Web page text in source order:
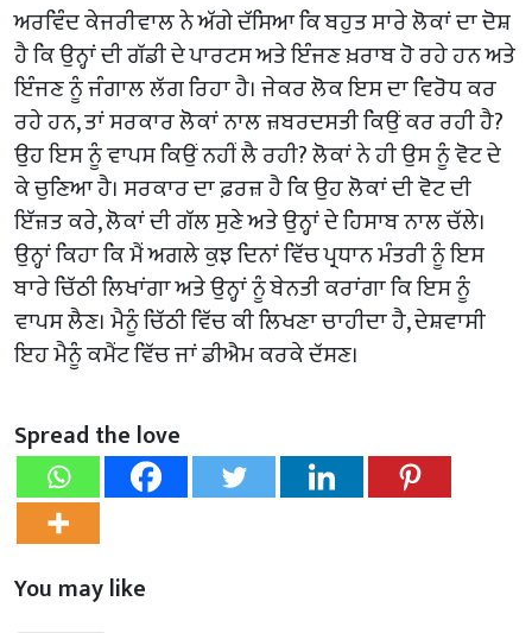
ਅਰਵਿੰਦ ਕੇਜਰੀਵਾਲ ਨੇ ਅੱਗੇ ਦੱਸਿਆ ਕਿ ਬਹੁਤ ਸਾਰੇ ਲੋਕਾਂ ਦਾ ਦੋਸ਼
ਹੈ ਕਿ ਉਨ੍ਹਾਂ ਦੀ ਗੱਡੀ ਦੇ ਪਾਰਟਸ ਅਤੇ ਇੰਜਣ ਖ਼ਰਾਬ ਹੋ ਰਹੇ ਹਨ ਅਤੇ
ਇੰਜਣ ਨੂੰ ਜੰਗਾਲ ਲੱਗ ਰਿਹਾ ਹੈ। ਜੇਕਰ ਲੋਕ ਇਸ ਦਾ ਵਿਰੋਧ ਕਰ
ਰਹੇ ਹਨ, ਤਾਂ ਸਰਕਾਰ ਲੋਕਾਂ ਨਾਲ ਜ਼ਬਰਦਸਤੀ ਕਿਉਂ ਕਰ ਰਹੀ ਹੈ?
ਉਹ ਇਸ ਨੂੰ ਵਾਪਸ ਕਿਉਂ ਨਹੀਂ ਲੈ ਰਹੀ? ਲੋਕਾਂ ਨੇ ਹੀ ਉਸ ਨੂੰ ਵੋਟ ਦੇ
ਕੇ ਚੁਣਿਆ ਹੈ। ਸਰਕਾਰ ਦਾ ਫ਼ਰਜ਼ ਹੈ ਕਿ ਉਹ ਲੋਕਾਂ ਦੀ ਵੋਟ ਦੀ
ਇੱਜ਼ਤ ਕਰੇ, ਲੋਕਾਂ ਦੀ ਗੱਲ ਸੁਣੇ ਅਤੇ ਉਨ੍ਹਾਂ ਦੇ ਹਿਸਾਬ ਨਾਲ ਚੱਲੇ।
ਉਨ੍ਹਾਂ ਕਿਹਾ ਕਿ ਮੈਂ ਅਗਲੇ ਕੁਝ ਦਿਨਾਂ ਵਿੱਚ ਪ੍ਰਧਾਨ ਮੰਤਰੀ ਨੂੰ ਇਸ
ਬਾਰੇ ਚਿੱਠੀ ਲਿਖਾਂਗਾ ਅਤੇ ਉਨ੍ਹਾਂ ਨੂੰ ਬੇਨਤੀ ਕਰਾਂਗਾ ਕਿ ਇਸ ਨੂੰ
ਵਾਪਸ ਲੈਣ। ਮੈਨੂੰ ਚਿੱਠੀ ਵਿੱਚ ਕੀ ਲਿਖਣਾ ਚਾਹੀਦਾ ਹੈ, ਦੇਸ਼ਵਾਸੀ
ਇਹ ਮੈਨੂੰ ਕਮੈਂਟ ਵਿੱਚ ਜਾਂ ਡੀਐਮ ਕਰਕੇ ਦੱਸਣ।
Spread the love
You may like